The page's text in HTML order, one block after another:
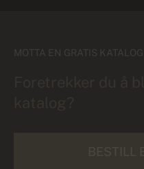
MOTTA EN GRATIS KATALOG